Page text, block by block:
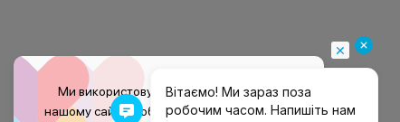
Ми використовуємо файли cookieна
нашому сайті, щоб покращити ваш досвід